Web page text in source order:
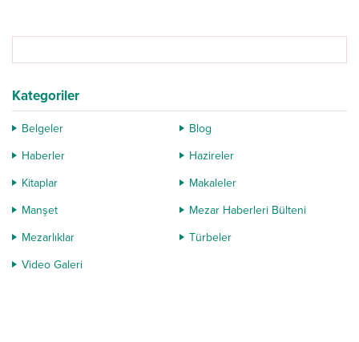
Kategoriler
Belgeler
Blog
Haberler
Hazireler
Kitaplar
Makaleler
Manşet
Mezar Haberleri Bülteni
Mezarlıklar
Türbeler
Video Galeri